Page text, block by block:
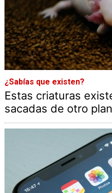
¿Sabías que existen?
Estas criaturas
sacadas de otro